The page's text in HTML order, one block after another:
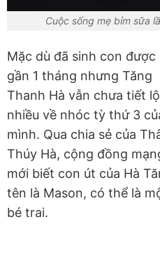
Cuộc sống mẹ bỉm sữa
Mặc dù đã sinh con được
gần 1 tháng nhưng Tăng
Thanh Hà vẫn chưa tiết lộ
nhiều về nhóc tỳ thứ 3
mình. Qua chia sẻ của
Thúy Hà, cộng đồng
mới biết con út của Hà
tên là Mason, có thể là
bé trai.